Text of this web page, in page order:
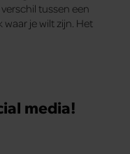
tussen een
je wilt zijn. Het
media!